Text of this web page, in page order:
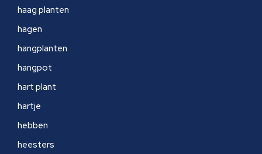
haag planten
hagen
hangplanten
hangpot
hart plant
hartje
hebben
heesters